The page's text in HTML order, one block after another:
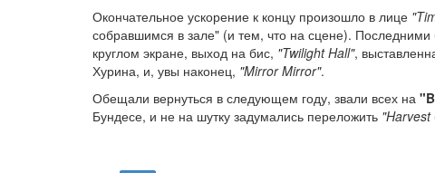
Окончательное ускорение к концу произошло в лице
собравшимся в зале" (и тем, что на сцене). Последними
круглом экране, выход на бис, "Twilight Hall",
Хурина, и, увы наконец, "Mirror Mirror".
Обещали вернуться в следующем году, звали всех на
Бундесе, и не на шутку задумались переложить "Harvest